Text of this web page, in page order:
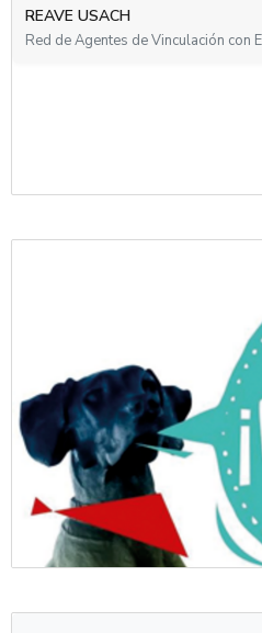
Red de Unidades de Egresados,
del Consorcio de Universidades del
REAVE USACH
Red de Agentes de Vinculación con